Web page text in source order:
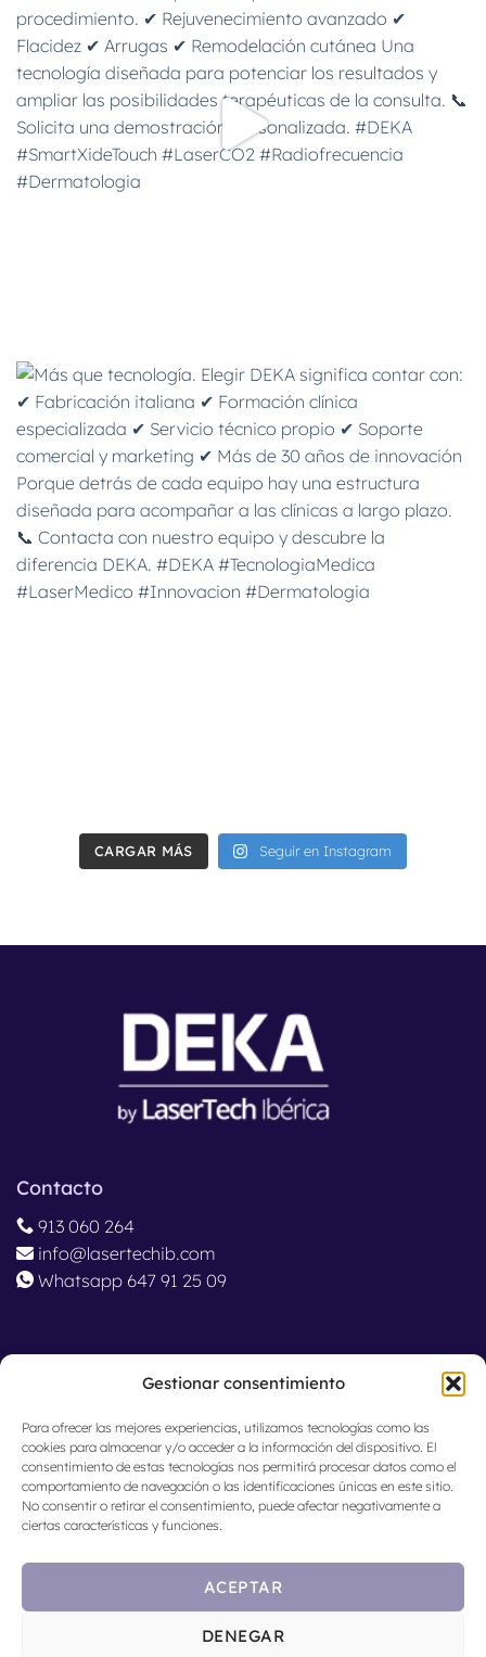
Gestionar consentimiento
Para ofrecer las mejores experiencias, utilizamos tecnologías como las
cookies para almacenar y/o acceder a la información del dispositivo. El
consentimiento de estas tecnologías nos permitirá procesar datos como el
comportamiento de navegación o las identificaciones únicas en este sitio.
No consentir o retirar el consentimiento, puede afectar negativamente a
ciertas características y funciones.
ACEPTAR
DENEGAR
CARGAR MÁS Seguir en Instagram
Contacto
913 060 264
info@lasertechib.com
Whatsapp 647 91 25 09
© 2024 Lasertech Iberia.Aviso legal·Política de
tificados de Calidad: